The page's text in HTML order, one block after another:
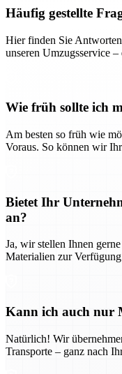
Häufig gestellte
Hier finden Sie
unseren Umzugsservice
Wie früh sollte ich
Am besten so früh wie
Voraus. So können wir
Bietet Ihr
an?
Ja, wir stellen Ihnen
Materialien zur
Kann ich auch nur
Natürlich! Wir
Transporte – ganz nach